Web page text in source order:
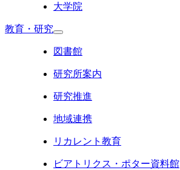
大学院
教育・研究
図書館
研究所案内
研究推進
地域連携
リカレント教育
ビアトリクス・ポター資料館